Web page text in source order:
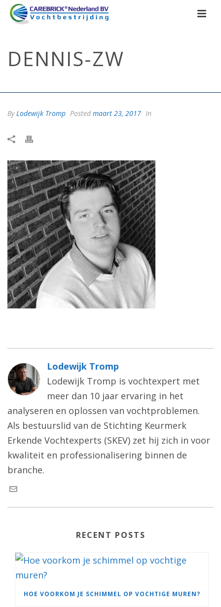
DENNIS-ZW
ByLodewijk Tromp Posted maart 23, 2017 In
Lodewijk Tromp
Lodewijk Tromp is vochtexpert met
meer dan 10 jaar ervaring in het
analyseren en oplossen van vochtproblemen.
Als bestuurslid van de Stichting Keurmerk
Erkende Vochtexperts (SKEV) zet hij zich in voor
kwaliteit en professionalisering binnen de
branche.
RECENT POSTS
HOE VOORKOM JE SCHIMMEL OP VOCHTIGE MUREN?